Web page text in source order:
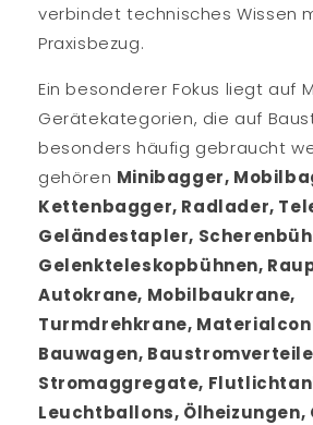
verbindet technisches Wissen
Praxisbezug.
Ein besonderer Fokus liegt auf
Gerätekategorien, die auf
besonders häufig gebraucht
gehören Minibagger,
Kettenbagger, Radlader,
Geländestapler,
Gelenkteleskopbühnen,
Autokrane, Mobilbaukrane,
Turmdrehkrane,
Bauwagen,
Stromaggregate,
Leuchtballons, Ölheizungen,